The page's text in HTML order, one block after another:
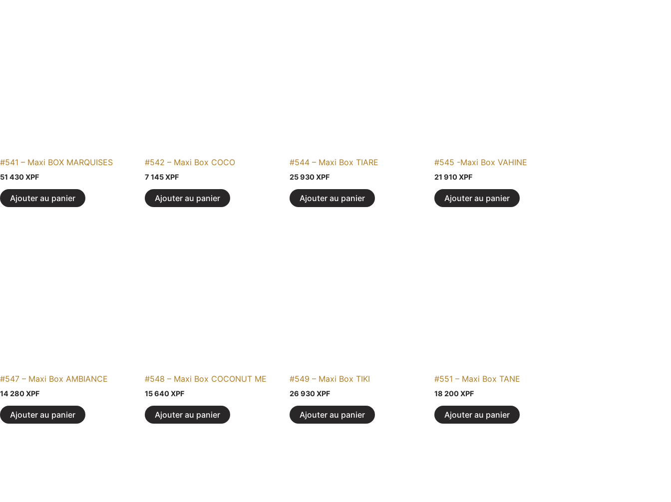
#541 – Maxi BOX MARQUISES
51 430XPF
Ajouter au panier
#542 – Maxi Box COCO
7 145XPF
Ajouter au panier
#544 – Maxi Box TIARE
25 930XPF
Ajouter au panier
#545 -Maxi Box VAHINE
21 910XPF
Ajouter au panier
#547 – Maxi Box AMBIANCE
14 280XPF
Ajouter au panier
#548 – Maxi Box COCONUT ME
15 640XPF
Ajouter au panier
#549 – Maxi Box TIKI
26 930XPF
Ajouter au panier
#551 – Maxi Box TANE
18 200XPF
Ajouter au panier